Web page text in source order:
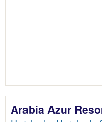
Arabia Azur